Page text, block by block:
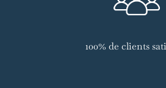
100% de clients